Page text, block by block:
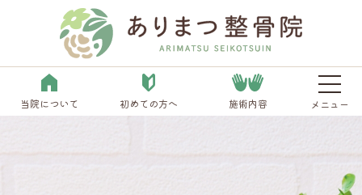
当院について 初めての方へ 施術内容 メニュー